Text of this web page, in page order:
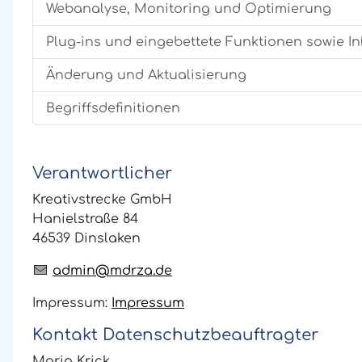
Webanalyse, Monitoring und Optimierung
Plug-ins und eingebettete Funktionen sowie
Änderung und Aktualisierung
Begriffsdefinitionen
Verantwortlicher
Kreativstrecke GmbH
Hanielstraße 84
46539 Dinslaken
admin@mdrza.de
Impressum: Impressum
Kontakt Datenschutzbeauftragter